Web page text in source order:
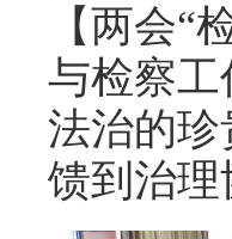
【两会“
与检察
法治的
馈到治